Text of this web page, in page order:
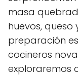
masa
huevos, queso
preparación
cocineros
exploraremos